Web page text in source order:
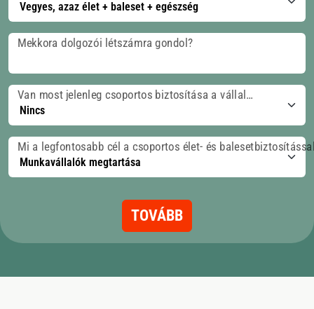
Mekkora dolgozói létszámra gondol?
Van most jelenleg csoportos biztosítása a vállalatnak?
Mi a legfontosabb cél a csoportos élet- és
TOVÁBB